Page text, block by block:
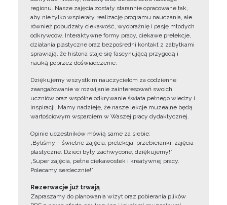
regionu. Nasze zajęcia zostały starannie opracowane tak,
aby nie tylko wspierały realizację programu nauczania, ale
również pobudzały ciekawość, wyobraźnię i pasję młodych
odkrywców. Interaktywne formy pracy, ciekawe prelekcje,
działania plastyczne oraz bezpośredni kontakt z zabytkami
sprawiają, że historia staje się fascynującą przygodą i
nauką poprzez doświadczenie.
Dziękujemy wszystkim nauczycielom za codzienne
zaangażowanie w rozwijanie zainteresowań swoich
uczniów oraz wspólne odkrywanie świata pełnego wiedzy i
inspiracji. Mamy nadzieję, że nasze lekcje muzealne będą
wartościowym wsparciem w Waszej pracy dydaktycznej.
Opinie uczestników mówią same za siebie:
„Byliśmy – świetne zajęcia, prelekcja, przebieranki, zajęcia
plastyczne. Dzieci były zachwycone, dziękujemy!”
„Super zajęcia, pełne ciekawostek i kreatywnej pracy.
Polecamy serdecznie!”
Rezerwacje już trwają
Zapraszamy do planowania wizyt oraz pobierania plików